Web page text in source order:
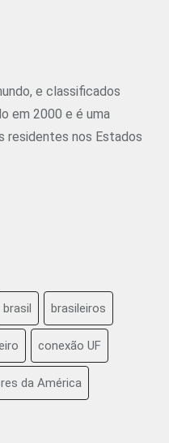
e classificados
em 2000 e é uma
residentes nos Estados
brasil brasileiros
conexão UF
da América